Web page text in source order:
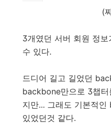
(
3개였던 서버 회원 정
수 있다.
드디어 길고 길었던
backbone만으로 3챕터
지만... 그래도 기본적
있었던것 같다.